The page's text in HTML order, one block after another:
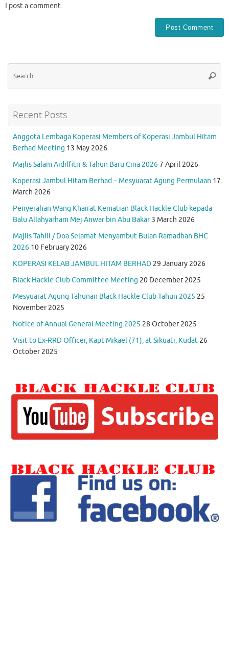
I post a comment.
Recent Posts
Anggota Lembaga Koperasi Members of Koperasi Jambul Hitam
Berhad Meeting 13 May 2026
Majlis Salam Aidilfitri & Tahun Baru Cina 20267 April 2026
Koperasi Jambul Hitam Berhad – Mesyuarat Agung Permulaan 17
March 2026
Penyerahan Wang Khairat Kematian Black Hackle Club kepada
Balu Allahyarham Mej Anwar bin Abu Bakar 3 March 2026
Majlis Tahlil / Doa Selamat Menyambut Bulan Ramadhan BHC
2026 10 February 2026
KOPERASI KELAB JAMBUL HITAM BERHAD 29 January 2026
Black Hackle Club Committee Meeting 20 December 2025
Mesyuarat Agung Tahunan Black Hackle Club Tahun 2025 25
November 2025
Notice of Annual General Meeting 2025 28 October 2025
Visit to Ex-RRD Officer, Kapt Mikael (71), at Sikuati, Kudat 26
October 2025